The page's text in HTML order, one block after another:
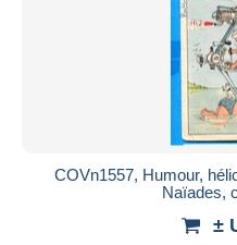
COVn1557, Humour,
Naïades,
±